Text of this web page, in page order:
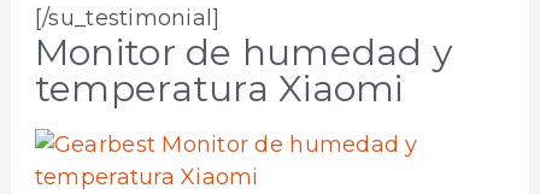
[/su_testimonial]
Monitor de humedad y
temperatura Xiaomi